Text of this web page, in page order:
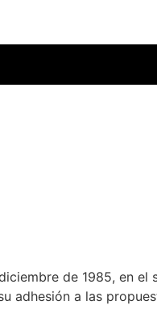
de 1985, en el
adhesión a las